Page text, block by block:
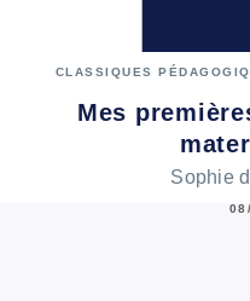
CLASSIQUES
Mes
Sophie